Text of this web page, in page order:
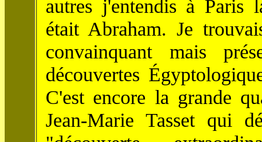
autres j'entendis à Paris
était Abraham. Je
convainquant mais
découvertes
C'est encore la grande
Jean-Marie Tasset qui